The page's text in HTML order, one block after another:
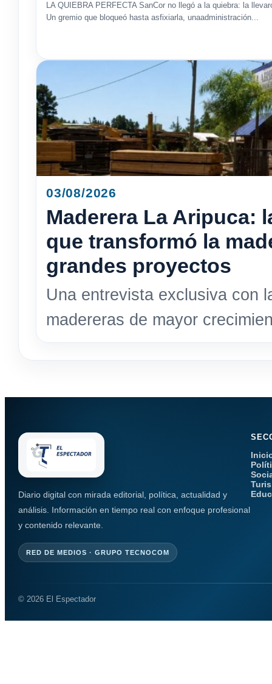
LA QUIEBRA PERFECTA SanCor no llegó a la quiebra: la
Un gremio que bloqueó hasta asfixiarla, unaadministración...
03/08/2026
Maderera La Aripuca:
que transformó la
grandes proyectos
Una entrevista exclusiva con
madereras de mayor
Diario digital con mirada editorial, política, actualidad y
análisis. Información en tiempo real con enfoque profesional
y contenido relevante.
RED DE MEDIOS · GRUPO TECNOCOM
© 2026 El Espectador